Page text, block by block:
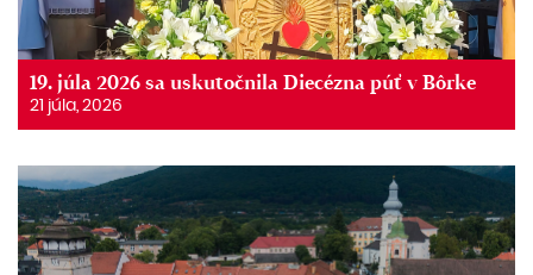
19. júla 2026 sa uskutočnila Diecézna púť v Bôrke
21 júla, 2026